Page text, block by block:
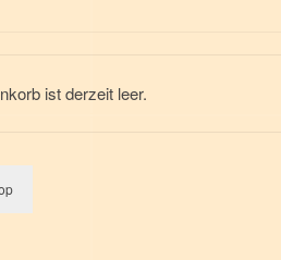
ist derzeit leer.